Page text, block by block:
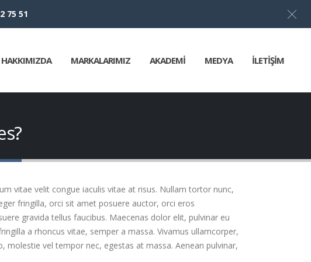
HAKKIMIZDA MARKALARIMIZ AKADEMİ MEDYA İLETİŞİM
vitae velit congue iaculis vitae at risus. Nullam tortor nunc,
fringilla, orci sit amet posuere auctor, orci eros
gravida tellus faucibus. Maecenas dolor elit, pulvinar eu
a rhoncus vitae, semper a massa. Vivamus ullamcorper,
vel tempor nec, egestas at massa. Aenean pulvinar,
75 51